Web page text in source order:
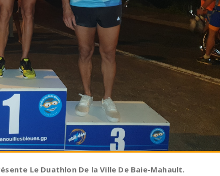
Le Duathlon De la Ville De Baie-Mahault.